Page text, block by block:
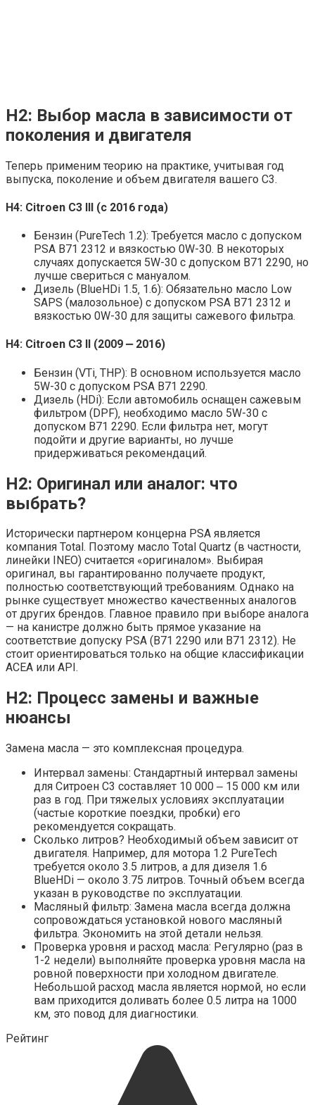
H2: Выбор масла в зависимости от
поколения и двигателя
Теперь применим теорию на практике‚ учитывая год
выпуска‚ поколение и объем двигателя вашего C3.
H4: Citroen C3 III (с 2016 года)
Бензин (PureTech 1.2): Требуется масло с допуском
PSA B71 2312 и вязкостью 0W-30. В некоторых
случаях допускается 5W-30 с допуском B71 2290‚ но
лучше свериться с мануалом.
Дизель (BlueHDi 1.5‚ 1.6): Обязательно масло Low
SAPS (малозольное) с допуском PSA B71 2312 и
вязкостью 0W-30 для защиты сажевого фильтра.
H4: Citroen C3 II (2009 ⎼ 2016)
Бензин (VTi‚ THP): В основном используется масло
5W-30 с допуском PSA B71 2290.
Дизель (HDi): Если автомобиль оснащен сажевым
фильтром (DPF)‚ необходимо масло 5W-30 с
допуском B71 2290. Если фильтра нет‚ могут
подойти и другие варианты‚ но лучше
придерживаться рекомендаций.
H2: Оригинал или аналог: что
выбрать?
Исторически партнером концерна PSA является
компания Total. Поэтому масло Total Quartz (в частности‚
линейки INEO) считается «оригиналом». Выбирая
оригинал‚ вы гарантированно получаете продукт‚
полностью соответствующий требованиям. Однако на
рынке существует множество качественных аналогов
от других брендов. Главное правило при выборе аналога
— на канистре должно быть прямое указание на
соответствие допуску PSA (B71 2290 или B71 2312). Не
стоит ориентироваться только на общие классификации
ACEA или API.
H2: Процесс замены и важные
нюансы
Замена масла — это комплексная процедура.
Интервал замены: Стандартный интервал замены
для Ситроен С3 составляет 10 000 ‒ 15 000 км или
раз в год. При тяжелых условиях эксплуатации
(частые короткие поездки‚ пробки) его
рекомендуется сокращать.
Сколько литров? Необходимый объем зависит от
двигателя. Например‚ для мотора 1.2 PureTech
требуется около 3.5 литров‚ а для дизеля 1.6
BlueHDi — около 3.75 литров. Точный объем всегда
указан в руководстве по эксплуатации.
Масляный фильтр: Замена масла всегда должна
сопровождаться установкой нового масляный
фильтра. Экономить на этой детали нельзя.
Проверка уровня и расход масла: Регулярно (раз в
1-2 недели) выполняйте проверка уровня масла на
ровной поверхности при холодном двигателе.
Небольшой расход масла является нормой‚ но если
вам приходится доливать более 0.5 литра на 1000
км‚ это повод для диагностики.
Рейтинг